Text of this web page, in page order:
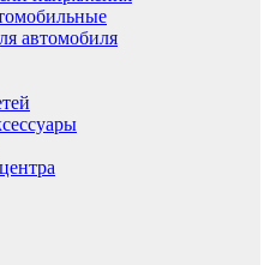
автомобиля